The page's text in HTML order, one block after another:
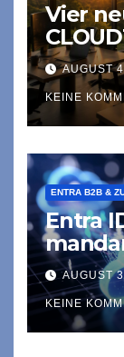
Vier
AUGUST
KEINE
ENTRA B2B &
Entra
AUGUST
KEINE